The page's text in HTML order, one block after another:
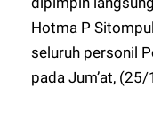
Hotma P
seluruh personil
pada Jum’at,